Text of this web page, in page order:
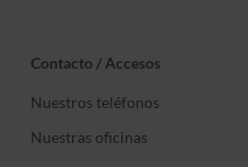
Contacto / Accesos
Nuestros teléfonos
Nuestras oficinas